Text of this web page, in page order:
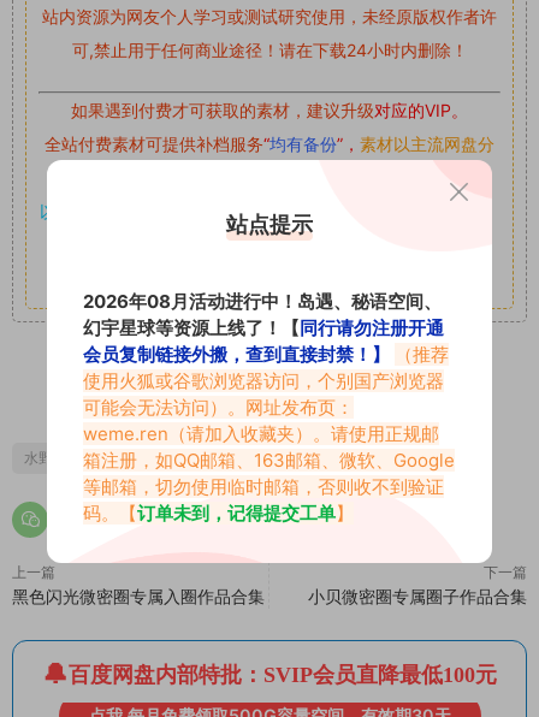
站内资源为网友个人学习或测试研究使用，未经原版权作者许
可,禁止用于任何商业途径！请在下载24小时内删除！
如果遇到付费才可获取的素材，建议升级对应的VIP。
全站付费素材可提供补档服务“均有备份”， 素材以主流网盘分
以7z、7z分卷格式压缩，解压应下载对应的软件操作，
7-zip；安卓：zarchiver；苹果：解压专家
1 0
水野亚美啊 水野小亚美 水野小亚美微密圈
上一篇
黑色闪光微密圈专属入圈作品合集
下一篇
小贝微密圈专属圈子作品合集
百度网盘内部特批：SVIP会员直降最低100元
站点提示
2026年08月活动进行中！岛遇、秘语空间、
幻宇星球等资源上线了！【同行请勿注册开通
会员复制链接外搬，查到直接封禁！】
（推荐
使用火狐或谷歌浏览器访问，个别国产浏览器
可能会无法访问）。网址发布页：
weme.ren （请加入收藏夹）。请使用正规邮
箱注册，如QQ邮箱、163邮箱、微软、Google
等邮箱，切勿使用临时邮箱，否则收不到验证
码。【订单未到，记得提交工单】